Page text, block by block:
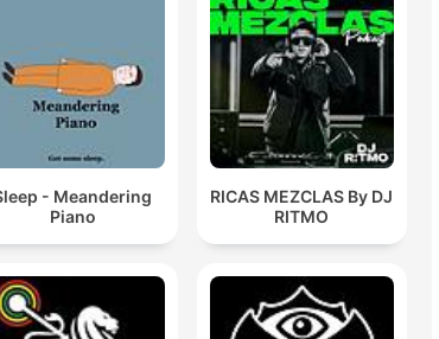
RICAS MEZCLAS By DJ
RITMO
- Meandering
Piano